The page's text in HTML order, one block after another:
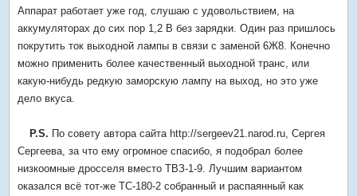
Аппарат работает уже год, слушаю с удовольствием, на
аккумуляторах до сих пор 1,2 В без зарядки. Один раз пришлось
покрутить ток выходной лампы в связи с заменой 6Ж8. Конечно
можно применить более качественный выходной транс, или
какую-нибудь редкую заморскую лампу на выход, но это уже
дело вкуса.
P.S. По совету автора сайта http://sergeev21.narod.ru, Сергея
Сергеева, за что ему огромное спасибо, я подобрал более
низкоомные дросселя вместо ТВЗ-1-9. Лучшим вариантом
оказался всё тот-же ТС-180-2 собранный и распаянный как